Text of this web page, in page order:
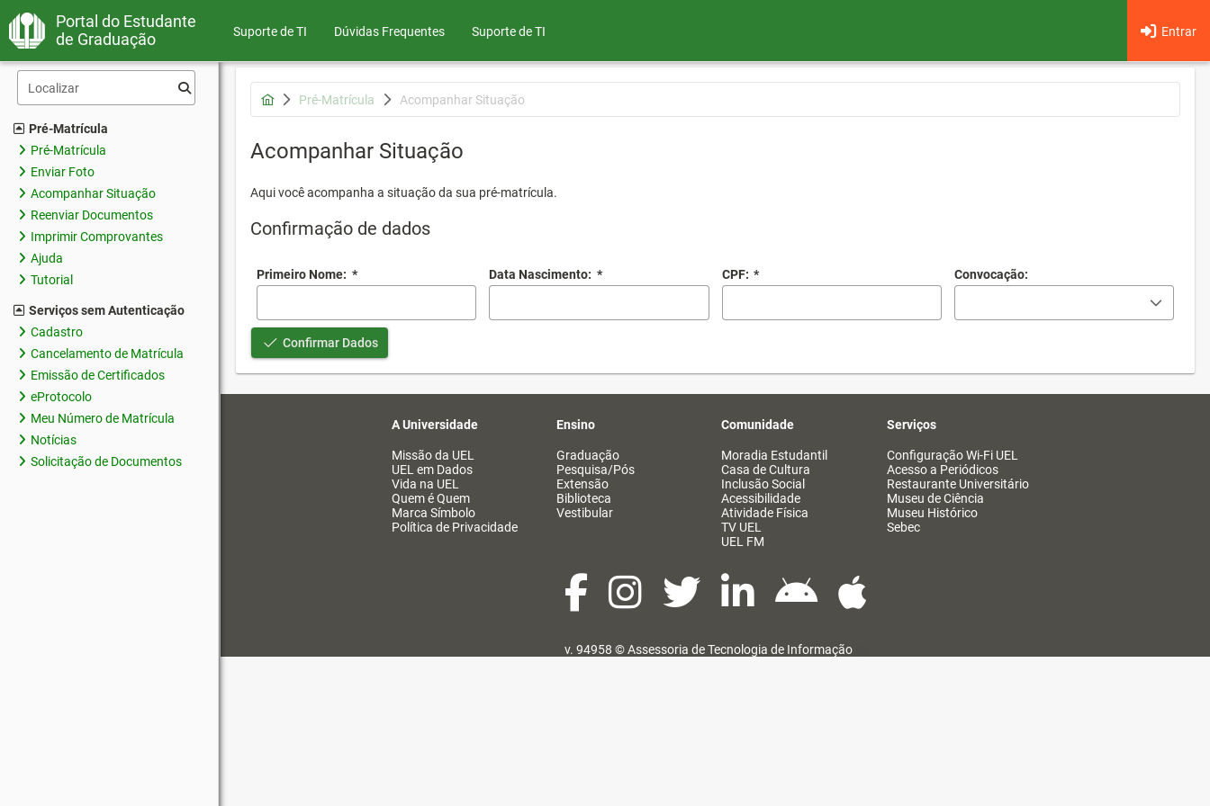
Portal do Estudante
de Graduação
Suporte de TI Dúvidas Frequentes Entrar
Suporte de TI
Pré-Matrícula
Pré-Matrícula
Enviar Foto
Acompanhar Situação
Reenviar Documentos
Imprimir Comprovantes
Ajuda
Tutorial
Serviços sem Autenticação
Cadastro
Cancelamento de Matrícula
Emissão de Certificados
eProtocolo
Meu Número de Matrícula
Notícias
Solicitação de Documentos
Pré-Matrícula Acompanhar Situação
Acompanhar Situação
Aqui você acompanha a situação da sua pré-matrícula.
Confirmação de dados
Primeiro Nome: * Data Nascimento: * CPF: * Convocação:
Confirmar Dados
A Universidade
Missão da UEL
UEL em Dados
Vida na UEL
Quem é Quem
Marca Símbolo
Política de Privacidade
Ensino
Graduação
Pesquisa/Pós
Extensão
Biblioteca
Vestibular
Comunidade
Moradia Estudantil
Casa de Cultura
Inclusão Social
Acessibilidade
Atividade Física
TV UEL
UEL FM
Serviços
Configuração Wi-Fi UEL
Acesso a Periódicos
Restaurante Universitário
Museu de Ciência
Museu Histórico
Sebec
v. 94958 ©Assessoria de Tecnologia de Informação